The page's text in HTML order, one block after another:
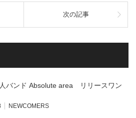
次の記事
バンド Absolute area リリースワン
NEWCOMERS